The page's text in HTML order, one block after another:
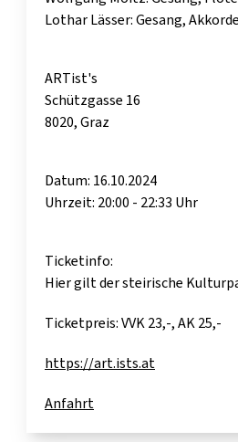
Lothar Lässer: Gesang,
ARTist's
Schützgasse 16
8020, Graz
Datum: 16.10.2024
Uhrzeit: 20:00 - 22:33 Uhr
Ticketinfo:
Hier gilt der steirische
Ticketpreis: VVK 23,-, AK 25,-
https://art.ists.at
Anfahrt